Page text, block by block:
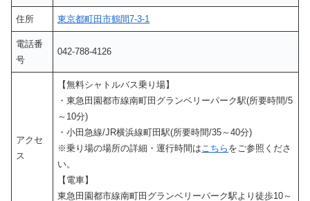
住所 東京都町田市鶴間7-3-1
電話番
号
042-788-4126
アクセ
ス
【無料シャトルバス乗り場】
・東急田園都市線南町田グランベリーパーク駅(所要時間/5
～10分)
・小田急線/JR横浜線町田駅(所要時間/35～40分)
※乗り場の場所の詳細・運行時間は こちら をご参照くださ
い。
【電車】
東急田園都市線南町田グランベリーパーク駅より徒歩10～